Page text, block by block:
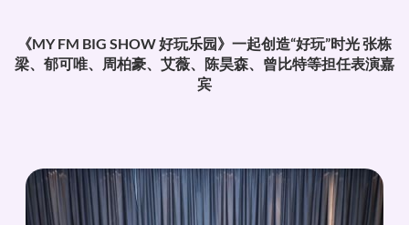
《MY FM BIG SHOW 好玩乐园》一起创造“好玩”时光 张栋
梁、郁可唯、周柏豪、艾薇、陈昊森、曾比特等担任表演嘉
宾